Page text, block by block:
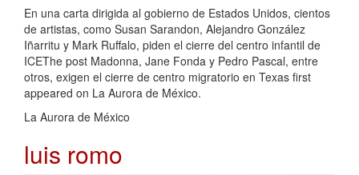
En una carta dirigida al gobierno de Estados Unidos, cientos
de artistas, como Susan Sarandon, Alejandro González
Iñarritu y Mark Ruffalo, piden el cierre del centro infantil de
ICEThe post Madonna, Jane Fonda y Pedro Pascal, entre
otros, exigen el cierre de centro migratorio en Texas first
appeared on La Aurora de México.
La Aurora de México
luis romo